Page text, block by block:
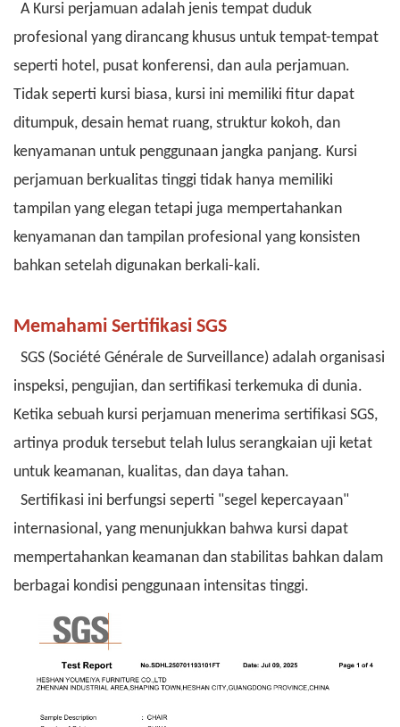
A Kursi perjamuan adalah jenis tempat duduk
profesional yang dirancang khusus untuk tempat-tempat
seperti hotel, pusat konferensi, dan aula perjamuan.
Tidak seperti kursi biasa, kursi ini memiliki fitur dapat
ditumpuk, desain hemat ruang, struktur kokoh, dan
kenyamanan untuk penggunaan jangka panjang. Kursi
perjamuan berkualitas tinggi tidak hanya memiliki
tampilan yang elegan tetapi juga mempertahankan
kenyamanan dan tampilan profesional yang konsisten
bahkan setelah digunakan berkali-kali.
Memahami Sertifikasi SGS
SGS (Société Générale de Surveillance) adalah organisasi
inspeksi, pengujian, dan sertifikasi terkemuka di dunia.
Ketika sebuah kursi perjamuan menerima sertifikasi SGS,
artinya produk tersebut telah lulus serangkaian uji ketat
untuk keamanan, kualitas, dan daya tahan.
Sertifikasi ini berfungsi seperti "segel kepercayaan"
internasional, yang menunjukkan bahwa kursi dapat
mempertahankan keamanan dan stabilitas bahkan dalam
berbagai kondisi penggunaan intensitas tinggi.